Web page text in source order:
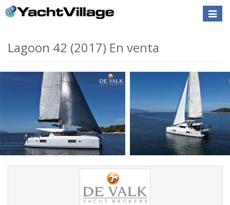
Toggle
Lagoon 42 (2017) En venta